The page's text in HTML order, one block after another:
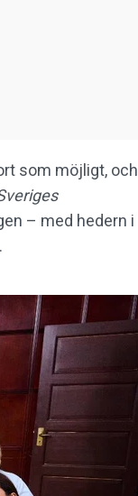
som möjligt, och
– med hedern i
.